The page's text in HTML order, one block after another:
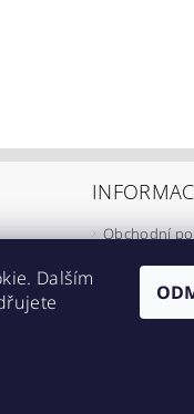
?
Obchodní
Informace o
Napište nám
Dalším